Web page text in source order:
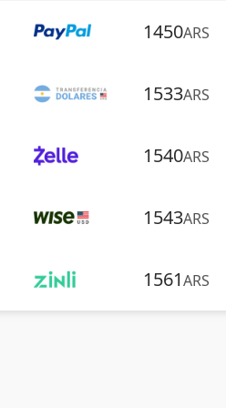
1450ARS
1533ARS
1540ARS
1543ARS
1561ARS